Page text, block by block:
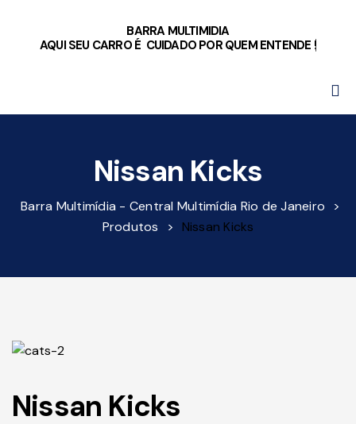
BARRA MULTIMIDIA
AQUI SEU CARRO É CUIDADO POR QUEM ENTENDE !
Nissan Kicks
Barra Multimídia - Central Multimídia Rio de Janeiro
>
Produtos
> Nissan Kicks
Nissan Kicks